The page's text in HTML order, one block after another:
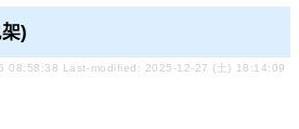
)
08:58:38 Last-modified: 2025-12-27 (土) 18:14:09